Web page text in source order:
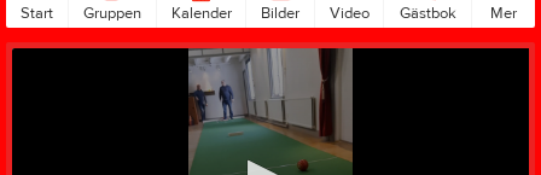
Start Gruppen Kalender Bilder Video Gästbok Mer